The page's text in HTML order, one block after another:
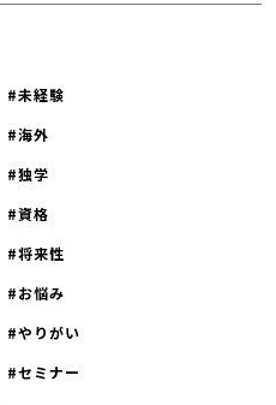
未経験
海外
独学
資格
将来性
お悩み
やりがい
セミナー